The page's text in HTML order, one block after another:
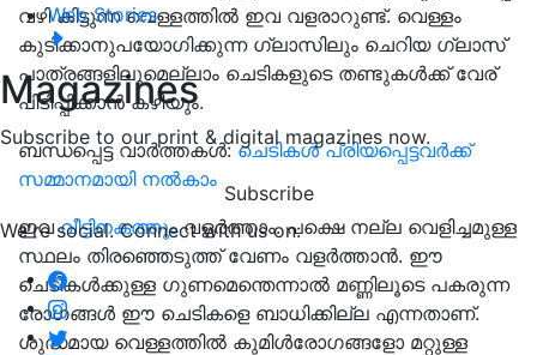
Web Stories
Magazines
Subscribe to our print & digital magazines now.
Subscribe
We're social. Connect with us on:
വഴി കിട്ടുന്ന വെള്ളത്തില്‍ ഇവ വളരാറുണ്ട്. വെള്ളം
കുടിക്കാനുപയോഗിക്കുന്ന ഗ്ലാസിലും ചെറിയ ഗ്ലാസ്
പാത്രങ്ങളിലുമെല്ലാം ചെടികളുടെ തണ്ടുകള്‍ക്ക് വേര്
പിടിപ്പിക്കാന്‍ കഴിയും.
ബന്ധപ്പെട്ട വാർത്തകൾ:ചെടികള്‍ പ്രിയപ്പെട്ടവര്‍ക്ക്
സമ്മാനമായി നല്‍കാം
ഇവവീട്ടിനകത്തുംവളർത്താം. പക്ഷെ നല്ല വെളിച്ചമുള്ള
സ്ഥലം തിരഞ്ഞെടുത്ത് വേണം വളര്‍ത്താന്‍. ഈ
ചെടികൾക്കുള്ള ഗുണമെന്തെന്നാൽ മണ്ണിലൂടെ പകരുന്ന
രോഗങ്ങള്‍ ഈ ചെടികളെ ബാധിക്കില്ല എന്നതാണ്.
ശുദ്ധമായ വെള്ളത്തില്‍ കുമിള്‍രോഗങ്ങളോ മറ്റുള്ള